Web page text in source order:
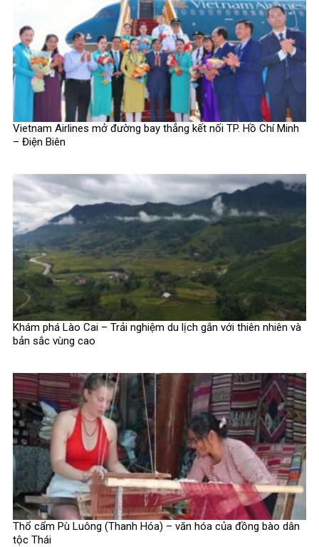
Vietnam Airlines mở đường bay thẳng kết nối TP. Hồ Chí Minh
– Điện Biên
Khám phá Lào Cai – Trải nghiệm du lịch gắn với thiên nhiên và
bản sắc vùng cao
Thổ cẩm Pù Luông (Thanh Hóa) – văn hóa của đồng bào dân
tộc Thái